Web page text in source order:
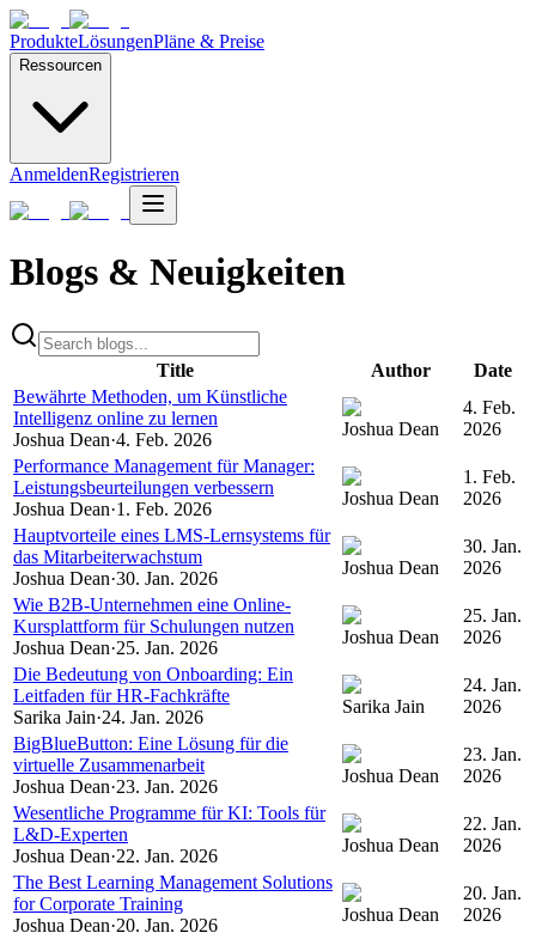
ProdukteLösungenPläne & Preise
Ressourcen
AnmeldenRegistrieren
Blogs & Neuigkeiten
Title Author
Date
Bewährte Methoden, um Künstliche
Intelligenz online zu lernen
Joshua Dean·4. Feb. 2026
Joshua Dean
4. Feb.
2026
Performance Management für Manager:
Leistungsbeurteilungen verbessern
Joshua Dean·1. Feb. 2026
Joshua Dean
1. Feb.
2026
Hauptvorteile eines LMS-Lernsystems für
das Mitarbeiterwachstum
Joshua Dean·30. Jan. 2026
Joshua Dean
30. Jan.
2026
Wie B2B-Unternehmen eine Online-
Kursplattform für Schulungen nutzen
Joshua Dean·25. Jan. 2026
Joshua Dean
25. Jan.
2026
Die Bedeutung von Onboarding: Ein
Leitfaden für HR-Fachkräfte
Sarika Jain·24. Jan. 2026
Sarika Jain
24. Jan.
2026
BigBlueButton: Eine Lösung für die
virtuelle Zusammenarbeit
Joshua Dean·23. Jan. 2026
Joshua Dean
23. Jan.
2026
Wesentliche Programme für KI: Tools für
L&D-Experten
Joshua Dean·22. Jan. 2026
Joshua Dean
22. Jan.
2026
The Best Learning Management Solutions
for Corporate Training
Joshua Dean·20. Jan. 2026
Joshua Dean
20. Jan.
2026